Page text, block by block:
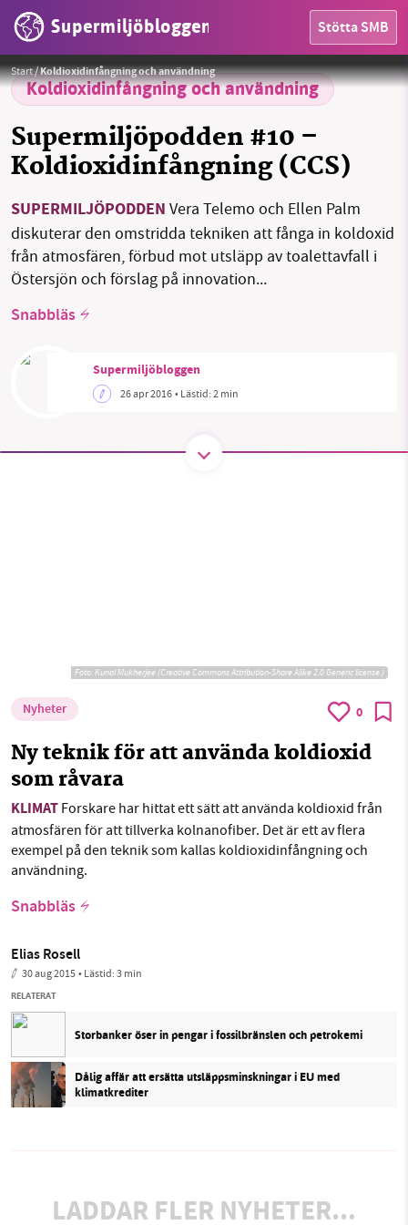
Supermiljöbloggen Stötta SMB
HEM
OMRÅDEN
MILJÖFAKTA
Sök Sparade inlägg Tipsa oss
Threads
Start/Koldioxidinfångning och användning
Koldioxidinfångning och användning
Supermiljöpodden #10 –
Koldioxidinfångning (CCS)
SUPERMILJÖPODDEN Vera Telemo och Ellen Palm
diskuterar den omstridda tekniken att fånga in koldoxid
från atmosfären, förbud mot utsläpp av toalettavfall i
Östersjön och förslag på innovation...
Snabbläs
Supermiljöbloggen
26 apr 2016• Lästid:2 min
Foto: Vera Telemo och Ellen Palm
Foto:Kunal Mukherjee (Creative Commons Attribution-Share Alike 2.0 Generic license.)
Nyheter 0
Ny teknik för att använda koldioxid
som råvara
KLIMAT Forskare har hittat ett sätt att använda koldioxid från
atmosfären för att tillverka kolnanofiber. Det är ett av flera
exempel på den teknik som kallas koldioxidinfångning och
användning.
Snabbläs
Elias Rosell
30 aug 2015• Lästid:3 min
RELATERAT
Storbanker öser in pengar i fossilbränslen och petrokemi
Dålig affär att ersätta utsläppsminskningar i EU med
klimatkrediter
LADDAR FLER NYHETER...
1231368703